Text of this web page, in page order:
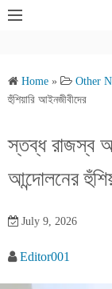
Home » Other
হুঁশিয়ারি আইনজীবীদের
স্তব্ধ রাজস্ব
আন্দোলনের
July 9, 2026
Editor001